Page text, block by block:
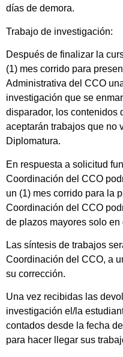
días de demora.
Trabajo de investigación:
Después de finalizar la
(1) mes corrido para
Administrativa del CCO
investigación que se
disparador, los contenidos
aceptarán trabajos que no
Diplomatura.
En respuesta a solicitud
Coordinación del CCO
un (1) mes corrido para la
Coordinación del CCO
de plazos mayores solo
Las síntesis de trabajos
Coordinación del CCO, a
su corrección.
Una vez recibidas las
investigación el/la
contados desde la fecha
para hacer llegar sus